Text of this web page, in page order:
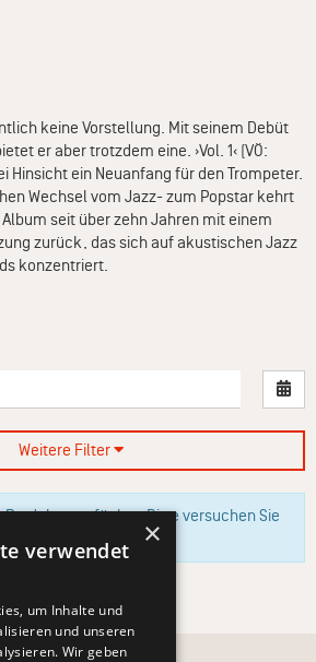
keine Vorstellung. Mit seinem Debüt
er aber trotzdem eine. ›Vol. 1‹ (VÖ:
Hinsicht ein Neuanfang für den Trompeter.
Wechsel vom Jazz- zum Popstar kehrt
seit über zehn Jahren mit einem
zurück, das sich auf akustischen Jazz
konzentriert.‍
Weitere Filter
verfügbar. Bitte versuchen Sie
erneut.
×
verwendet
um Inhalte und
und unseren
Wir geben